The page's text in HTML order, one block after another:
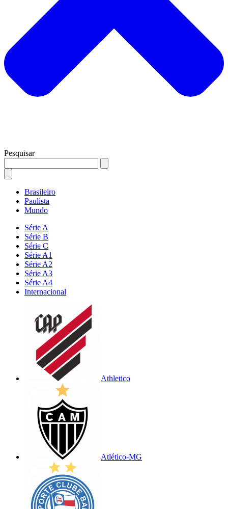
Pesquisar
Brasileiro
Paulista
Mundo
Série A
Série B
Série C
Série A1
Série A2
Série A3
Série A4
Internacional
Athletico
Atlético-MG